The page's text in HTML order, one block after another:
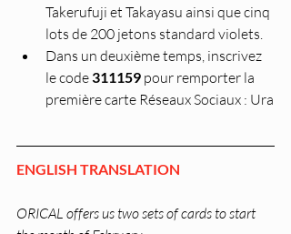
Takerufuji et Takayasu ainsi que cinq
lots de 200 jetons standard violets.
Dans un deuxième temps, inscrivez
le code 311159 pour remporter la
première carte Réseaux Sociaux : Ura
ENGLISH TRANSLATION
ORICAL offers us two sets of cards to start